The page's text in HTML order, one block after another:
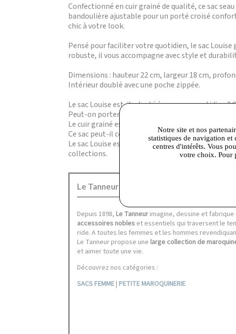
Confectionné en cuir grainé de qualité, ce sac
bandoulière ajustable pour un porté croisé
chic à votre look.
Pensé pour faciliter votre quotidien, le sac
robuste, il vous accompagne avec style et
Dimensions : hauteur 22 cm, largeur 18 cm,
Intérieur doublé avec une poche zippée.
Le sac Louise est-il adapté à un usage quotidien
Peut-on porter ce sac en bandoulière ? Oui, la
Le cuir grainé est-il facile à entretenir ? Oui, il
Ce sac peut-il contenir une tablette ou un petit
Le sac Louise est-il fabriqué en France ? Le
collections.
Le Tanneur Corbeil :
Depuis 1898, Le Tanneur imagine, dessine et
accessoires nobles et essentiels qui traversent le
ride. A toutes les femmes et les hommes
Le Tanneur propose une large collection de
et aimer toute une vie.
Découvrez nos catégories :
SACS FEMME | PETITE MAROQUINERIE
Notre site et nos
statistiques de navigation et
centres d'intérêts. Vous
votre choix. Pour